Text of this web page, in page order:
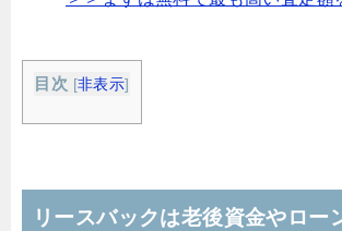
目次 [非表示]
リースバックは老後資金やロー